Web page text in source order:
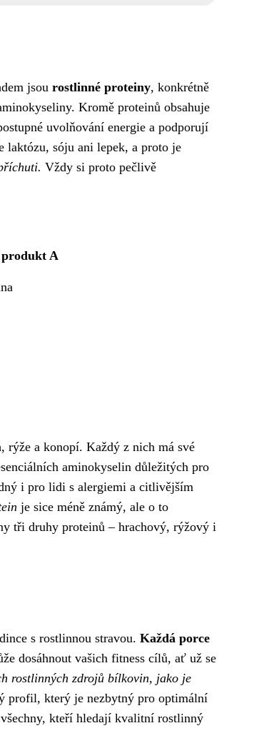
jsou rostlinné proteiny, konkrétně
Kromě proteinů obsahuje
uvolňování energie a podporují
laktózu, sóju ani lepek, a proto je
Vždy si proto pečlivě
A
rýže a konopí. Každý z nich má své
aminokyselin důležitých pro
i pro lidi s alergiemi a citlivějším
je sice méně známý, ale o to
tři druhy proteinů – hrachový, rýžový i
s rostlinnou stravou. Každá porce
dosáhnout vašich fitness cílů, ať už se
rostlinných zdrojů bílkovin, jako je
profil, který je nezbytný pro optimální
kteří hledají kvalitní rostlinný